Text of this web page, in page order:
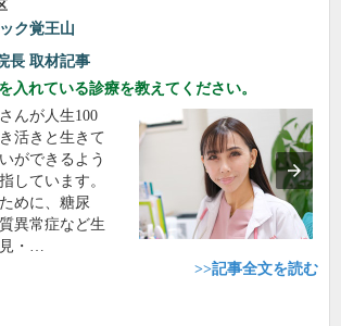
ク覚王山
長 取材記事
入れている診療を教えてください。
んが人生100
活きと生きて
ができるよう
しています。
めに、糖尿
異常症など生
見・…
>>記事全文を読む